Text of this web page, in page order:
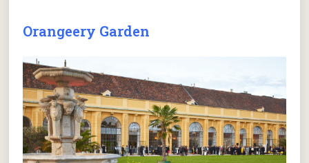
Orangeery Garden